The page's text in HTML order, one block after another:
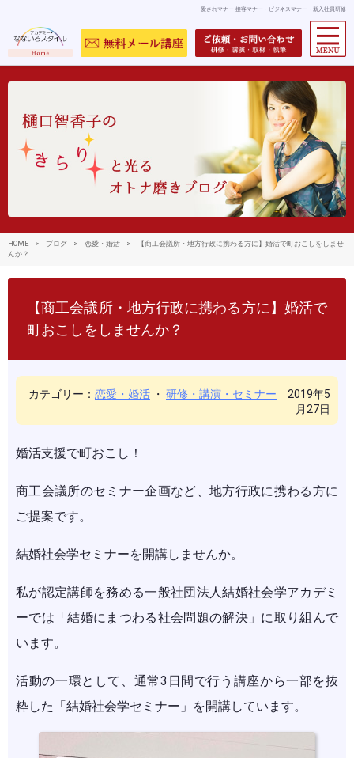
愛されマナー 接客マナー・ビジネスマナー・新入社員研修
HOME > ブログ > 恋愛・婚活 >
【商工会議所・地方行政に携わる方に】婚活で町おこしをしませ
んか？
【商工会議所・地方行政に携わる方に】婚活で
町おこしをしませんか？
カテゴリー： 恋愛・婚活 ・ 研修・講演・セミナー 2019年5
月27日
婚活支援で町おこし！
商工会議所のセミナー企画など、地方行政に携わる方に
ご提案です。
結婚社会学セミナーを開講しませんか。
私が認定講師を務める一般社団法人結婚社会学アカデミ
ーでは「結婚にまつわる社会問題の解決」に取り組んで
います。
活動の一環として、通常3日間で行う講座から一部を抜
粋した「結婚社会学セミナー」を開講しています。